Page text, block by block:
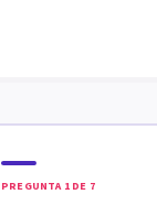
PREGUNTA 1 DE 7